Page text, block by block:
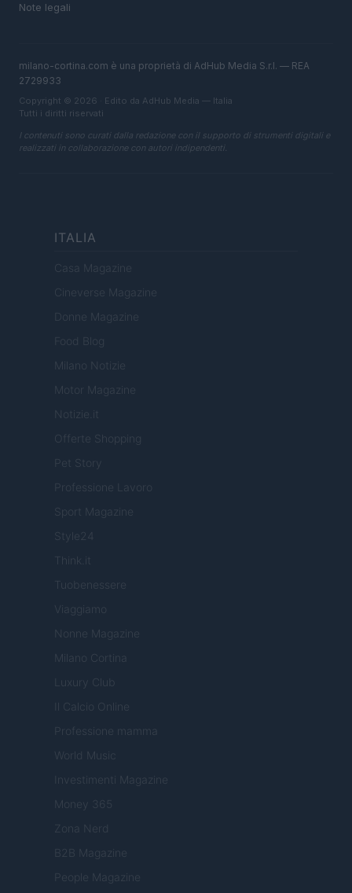
Note legali
milano-cortina.com è una proprietà di AdHub Media S.r.l. — REA
2729933
Copyright © 2026 · Edito da AdHub Media — Italia
Tutti i diritti riservati
I contenuti sono curati dalla redazione con il supporto di strumenti digitali e
realizzati in collaborazione con autori indipendenti.
ITALIA
Casa Magazine
Cineverse Magazine
Donne Magazine
Food Blog
Milano Notizie
Motor Magazine
Notizie.it
Offerte Shopping
Pet Story
Professione Lavoro
Sport Magazine
Style24
Think.it
Tuobenessere
Viaggiamo
Nonne Magazine
Milano Cortina
Luxury Club
Il Calcio Online
Professione mamma
World Music
Investimenti Magazine
Money 365
Zona Nerd
B2B Magazine
People Magazine